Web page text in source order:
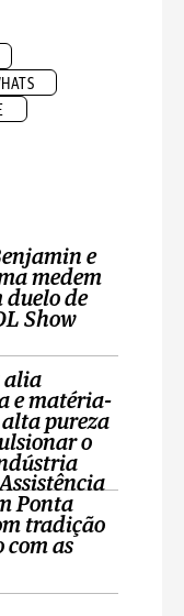
e
medem
duelo de
Show
alia
e matéria-
pureza
o
Ponta
tradição
com as